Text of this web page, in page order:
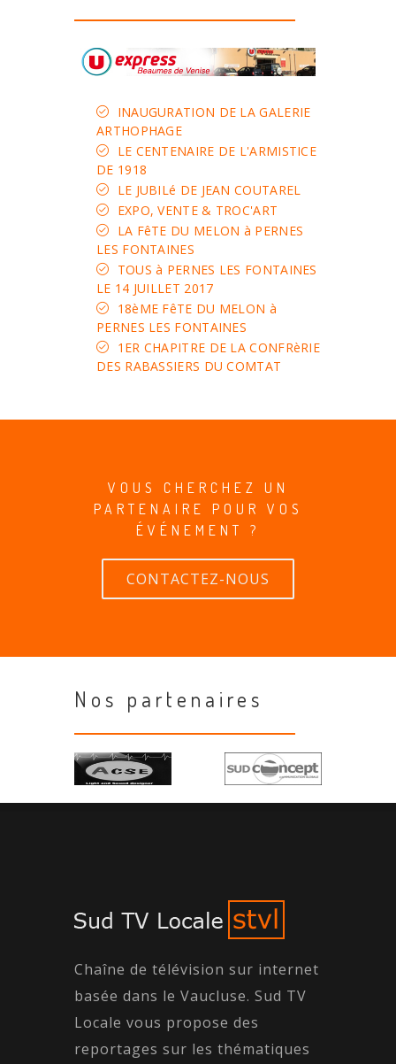
INAUGURATION DE LA GALERIE
ARTHOPHAGE
LE CENTENAIRE DE L'ARMISTICE
DE 1918
LE JUBILé DE JEAN COUTAREL
EXPO, VENTE & TROC'ART
LA FêTE DU MELON à PERNES
LES FONTAINES
TOUS à PERNES LES FONTAINES
LE 14 JUILLET 2017
18èME FêTE DU MELON à
PERNES LES FONTAINES
1ER CHAPITRE DE LA CONFRèRIE
DES RABASSIERS DU COMTAT
VOUS CHERCHEZ UN
PARTENAIRE POUR VOS
ÉVÉNEMENT ?
CONTACTEZ-NOUS
Nos partenaires
Chaîne de télévision sur internet
basée dans le Vaucluse. Sud TV
Locale vous propose des
reportages sur les thématiques